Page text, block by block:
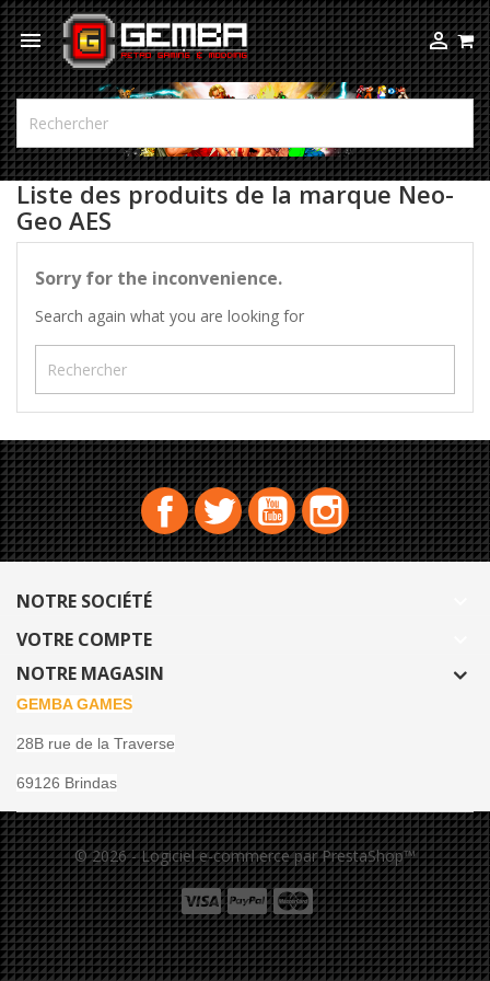
 
Liste des produits de la marque Neo-
Geo AES
Sorry for the inconvenience.
Search again what you are looking for
FacebookTwitterYouTubeInstagram
NOTRE SOCIÉTÉ
VOTRE COMPTE
NOTRE MAGASIN
GEMBA GAMES
28B rue de la Traverse
69126 Brindas
© 2026 - Logiciel e-commerce par PrestaShop™